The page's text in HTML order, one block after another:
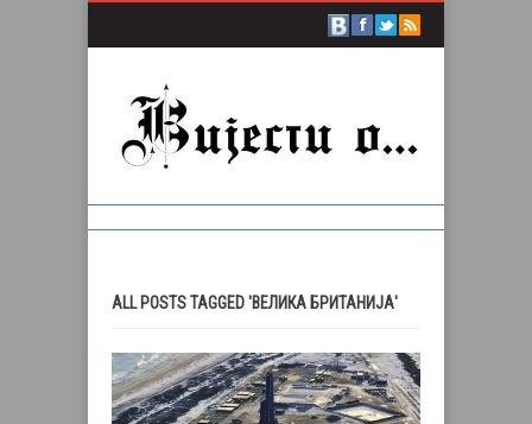
ALL POSTS TAGGED 'ВЕЛИКА БРИТАНИЈА'